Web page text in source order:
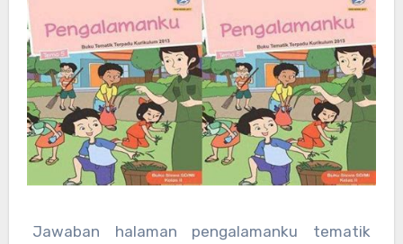
Jawaban halaman pengalamanku tematik